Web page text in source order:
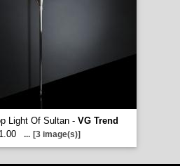
Light Of Sultan - VG Trend
... [3 image(s)]